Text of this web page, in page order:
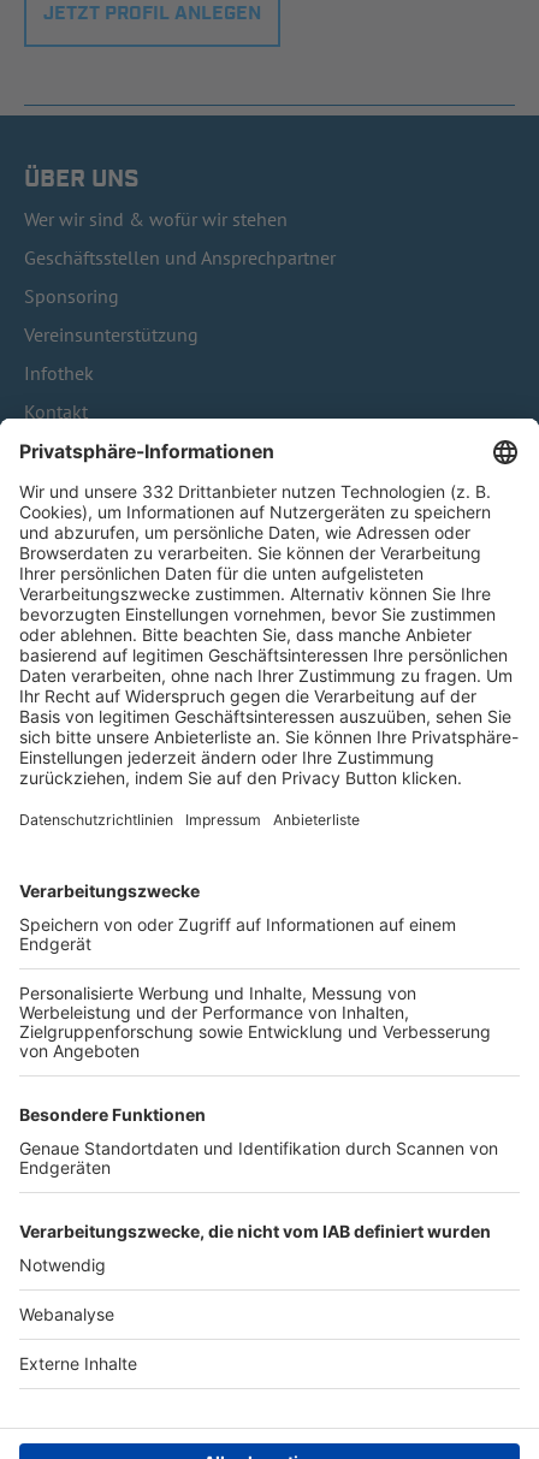
JETZT PROFIL ANLEGEN
ÜBER UNS
Wer wir sind & wofür wir stehen
Geschäftsstellen und Ansprechpartner
Sponsoring
Vereinsunterstützung
Infothek
Kontakt
HÄUFIG BESUCHTE SEITEN
Pässe und Vereinswechsel
Trainerausbildung
Schulungsangebot Vereinsmitarbeiter
BFV-Geschäftsstellen
Trainerbörse
Login SpielPlus
FOLGE DEM BFV
TOP-VEREINE
TOP-PARTNER
Nutzungsbedingungen Datenschutz Impressum